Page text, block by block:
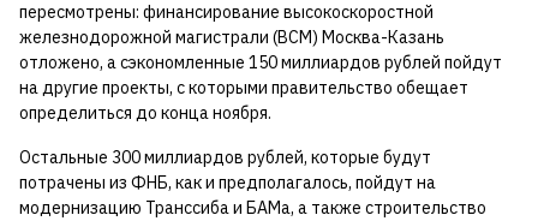
пересмотрены: финансирование высокоскоростной
железнодорожной магистрали (ВСМ) Москва-Казань
отложено, а сэкономленные 150 миллиардов рублей пойдут
на другие проекты, с которыми правительство обещает
определиться до конца ноября.
Остальные 300 миллиардов рублей, которые будут
потрачены из ФНБ, как и предполагалось, пойдут на
модернизацию Транссиба и БАМа, а также строительство